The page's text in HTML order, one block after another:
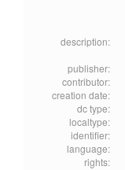
description:
publisher:
contributor:
creation date:
dc type:
localtype:
identifier:
language:
rights: